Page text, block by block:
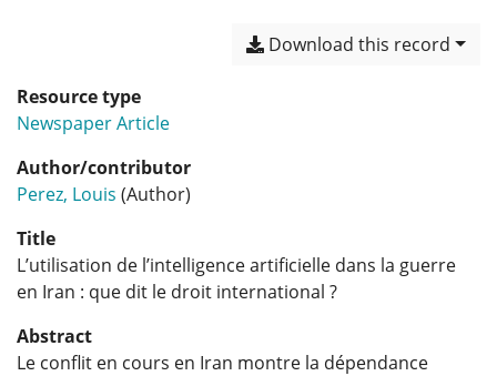
Download this record
Resource type
Newspaper Article
Author/contributor
Perez, Louis (Author)
Title
L’utilisation de l’intelligence artificielle dans la guerre
en Iran : que dit le droit international ?
Abstract
Le conflit en cours en Iran montre la dépendance